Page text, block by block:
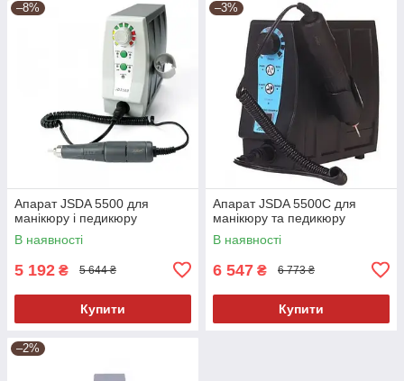
–8%
Апарат JSDA 5500 для
манікюру і педикюру
В наявності
5 192 ₴ 5 644 ₴
Купити
–3%
Апарат JSDA 5500C для
манікюру та педикюру
В наявності
6 547 ₴ 6 773 ₴
Купити
–2%